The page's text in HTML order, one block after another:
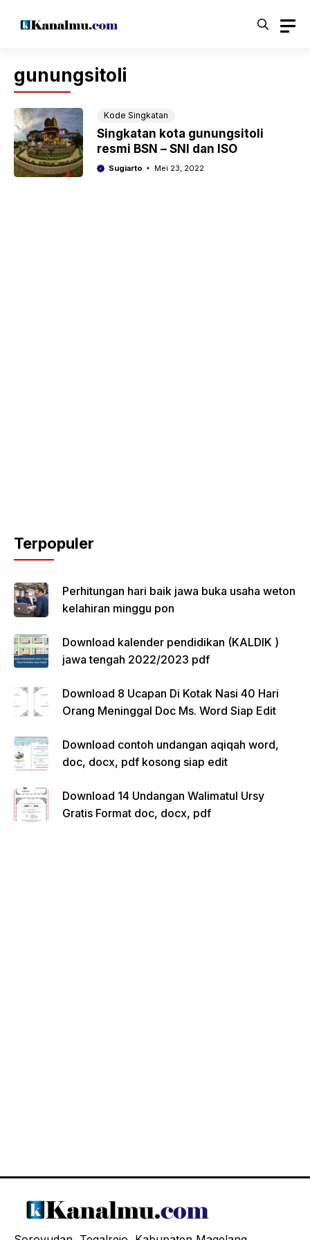
gunungsitoli
Kode Singkatan
Singkatan kota gunungsitoli
resmi BSN – SNI dan ISO
Sugiarto Mei 23, 2022
Terpopuler
Perhitungan hari baik jawa buka usaha weton
kelahiran minggu pon
Download kalender pendidikan (KALDIK )
jawa tengah 2022/2023 pdf
Download 8 Ucapan Di Kotak Nasi 40 Hari
Orang Meninggal Doc Ms. Word Siap Edit
Download contoh undangan aqiqah word,
doc, docx, pdf kosong siap edit
Download 14 Undangan Walimatul Ursy
Gratis Format doc, docx, pdf